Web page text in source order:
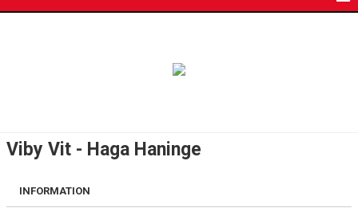
Viby Vit - Haga Haninge
INFORMATION